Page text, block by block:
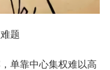
题
单靠中心集权难以高